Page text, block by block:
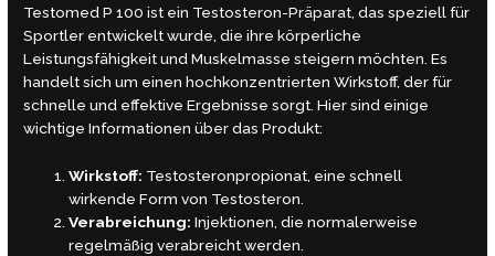
Testomed P 100 ist ein Testosteron-Präparat, das speziell für
Sportler entwickelt wurde, die ihre körperliche
Leistungsfähigkeit und Muskelmasse steigern möchten. Es
handelt sich um einen hochkonzentrierten Wirkstoff, der für
schnelle und effektive Ergebnisse sorgt. Hier sind einige
wichtige Informationen über das Produkt:
Wirkstoff: Testosteronpropionat, eine schnell
wirkende Form von Testosteron.
Verabreichung: Injektionen, die normalerweise
regelmäßig verabreicht werden.